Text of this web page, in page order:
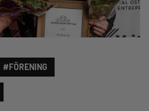
#FÖRENING